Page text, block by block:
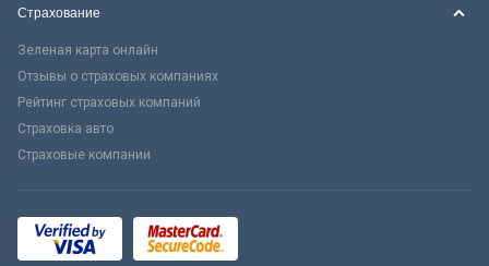
Страхование
Зеленая карта онлайн
Отзывы о страховых компаниях
Рейтинг страховых компаний
Страховка авто
Страховые компании